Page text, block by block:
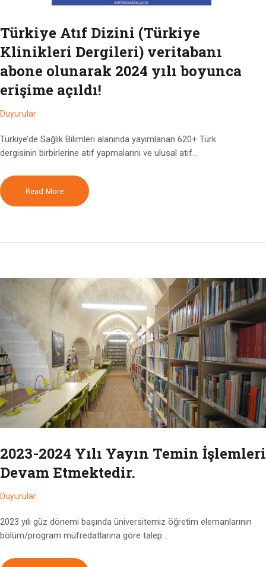
Türkiye Atıf Dizini (Türkiye
Klinikleri Dergileri) veritabanı
abone olunarak 2024 yılı boyunca
erişime açıldı!
Duyurular
Türkiye’de Sağlık Bilimleri alanında yayımlanan 620+ Türk
dergisinin birbirlerine atıf yapmalarını ve ulusal atıf…
Read More
2023-2024 Yılı Yayın Temin İşlemleri
Devam Etmektedir.
Duyurular
2023 yılı güz dönemi başında üniversitemiz öğretim elemanlarının
bölüm/program müfredatlarına göre talep…